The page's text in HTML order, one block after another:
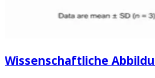
Wissenschaftliche